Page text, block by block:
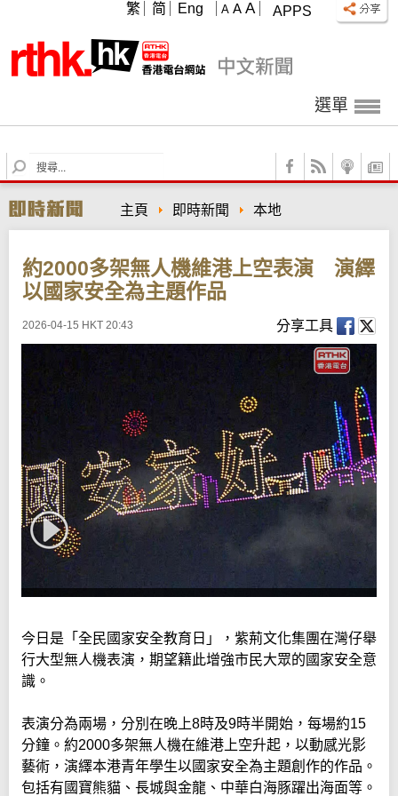
APPS
A A A
繁 简 Eng
選單
S
e
r
c
主頁 即時新聞 本地
約2000多架無人機維港上空表演 演繹
以國家安全為主題作品
2026-04-15 HKT 20:43 分享工具
今日是「全民國家安全教育日」，紫荊文化集團在灣仔舉
行大型無人機表演，期望籍此增強市民大眾的國家安全意
識。
表演分為兩場，分別在晚上8時及9時半開始，每場約15
分鐘。約2000多架無人機在維港上空升起，以動感光影
藝術，演繹本港青年學生以國家安全為主題創作的作品。
包括有國寶熊貓、長城與金龍、中華白海豚躍出海面等。